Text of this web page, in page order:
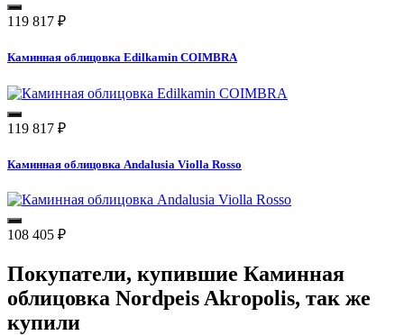
119 817 ₽
Каминная облицовка Edilkamin COIMBRA
119 817 ₽
Каминная облицовка Andalusia Violla Rosso
108 405 ₽
Покупатели, купившие Каминная
облицовка Nordpeis Akropolis, так же
купили